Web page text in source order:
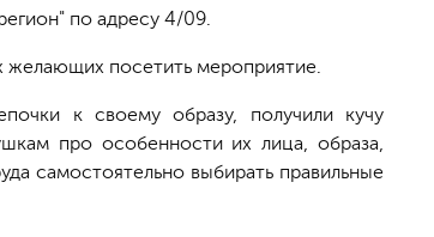
по адресу 4/09.
посетить мероприятие.
к своему образу, получили кучу
про особенности их лица, образа,
самостоятельно выбирать правильные